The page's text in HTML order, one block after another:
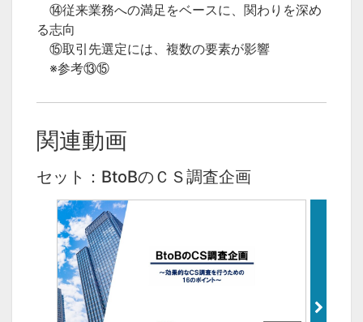
⑭従来業務への満足をベースに、関わりを深め
る志向
⑮取引先選定には、複数の要素が影響
※参考⑬⑮
関連動画
セット：BtoBのＣＳ調査企画